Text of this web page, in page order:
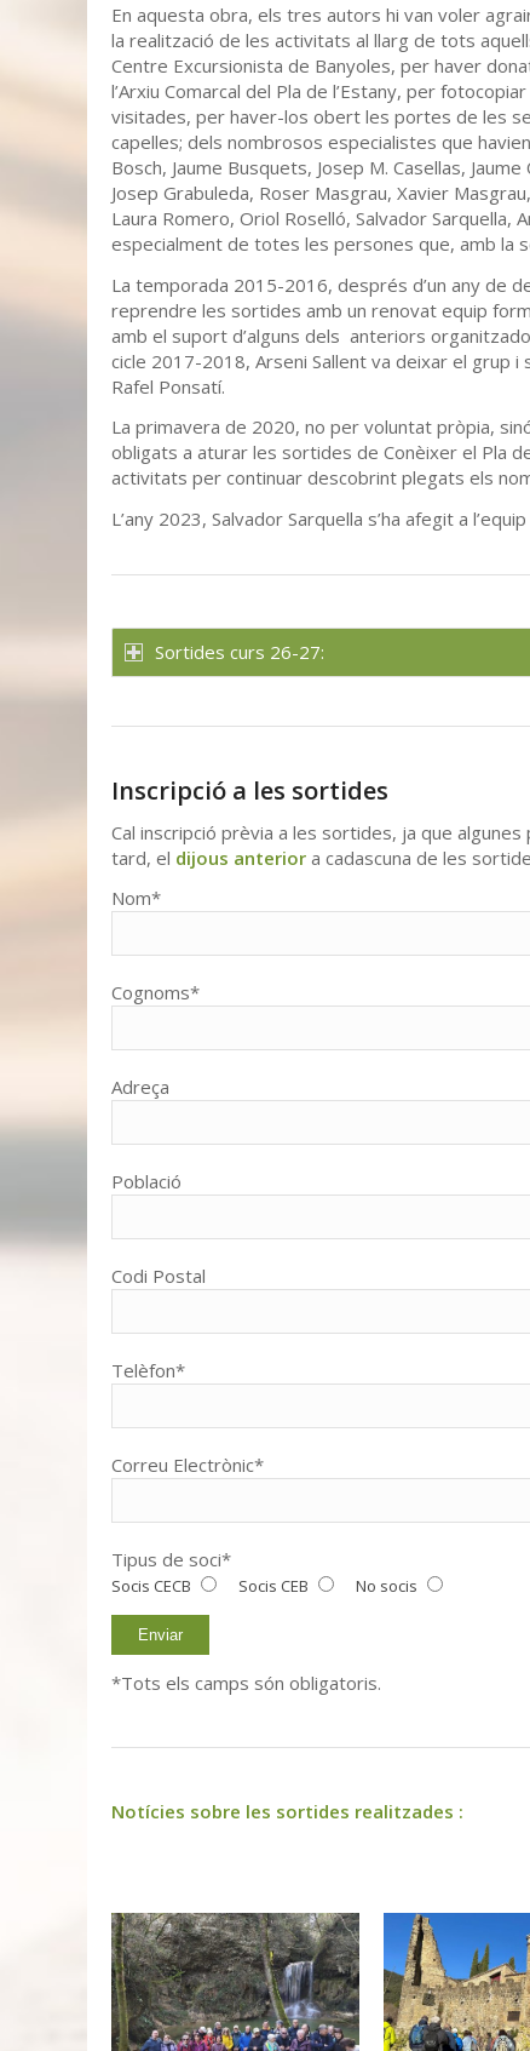
En aquesta obra, els tres autors hi van voler
la realització de les activitats al llarg de tots
Centre Excursionista de Banyoles, per haver
l’Arxiu Comarcal del Pla de l’Estany, per
visitades, per haver-los obert les portes de les
capelles; dels nombrosos especialistes que
Bosch, Jaume Busquets, Josep M. Casellas,
Josep Grabuleda, Roser Masgrau, Xavier
Laura Romero, Oriol Roselló, Salvador
especialment de totes les persones que, amb la
La temporada 2015-2016, després d’un any de
reprendre les sortides amb un renovat equip
amb el suport d’alguns dels anteriors
cicle 2017-2018, Arseni Sallent va deixar el grup i
Rafel Ponsatí.
La primavera de 2020, no per voluntat pròpia,
obligats a aturar les sortides de Conèixer el Pla
activitats per continuar descobrint plegats els
L’any 2023, Salvador Sarquella s’ha afegit a
Sortides curs 26-27:
Inscripció a les sortides
Cal inscripció prèvia a les sortides, ja que algunes
tard, el dijous anterior a cadascuna de les
Nom*
Cognoms*
Adreça
Població
Codi Postal
Telèfon*
Correu Electrònic*
Tipus de soci*
Socis CECB Socis CEB No socis
*Tots els camps són obligatoris.
Notícies sobre les sortides realitzades :